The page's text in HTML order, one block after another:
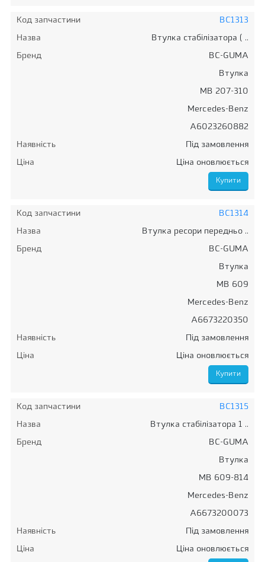
Код запчастини
BC1313
Назва
Втулка стабілізатора ( ..
Бренд
BC-GUMA
Втулка
MB 207-310
Mercedes-Benz
A6023260882
Наявність
Під замовлення
Ціна
Ціна оновлюється
Код запчастини
BC1314
Назва
Втулка ресори передньо ..
Бренд
BC-GUMA
Втулка
MB 609
Mercedes-Benz
A6673220350
Наявність
Під замовлення
Ціна
Ціна оновлюється
Код запчастини
BC1315
Назва
Втулка стабілізатора 1 ..
Бренд
BC-GUMA
Втулка
MB 609-814
Mercedes-Benz
A6673200073
Наявність
Під замовлення
Ціна
Ціна оновлюється